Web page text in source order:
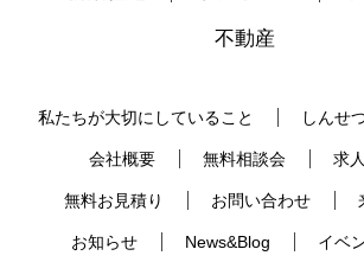
不動産
私たちが大切にしていること しんせ
会社概要 無料相談会 求
無料お見積り お問い合わせ
お知らせ News&Blog イベ